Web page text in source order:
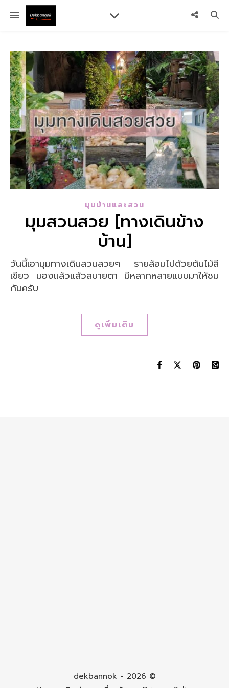
มุมบ้านและสวน
มุมสวนสวย [ทางเดินข้าง
บ้าน]
วันนี้เอามุมทางเดินสวนสวยๆ รายล้อมไปด้วยต้นไม้สี
เขียว มองแล้วแล้วสบายตา มีหลากหลายแบบมาให้ชม
กันครับ
ดูเพิ่มเติม
dekbannok - 2026 ©